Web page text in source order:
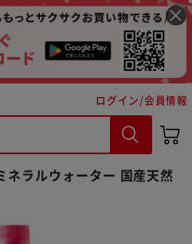
ログイン/会員情報
ネラルウォーター 国産天然